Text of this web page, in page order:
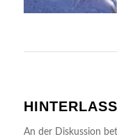
An der Diskussion